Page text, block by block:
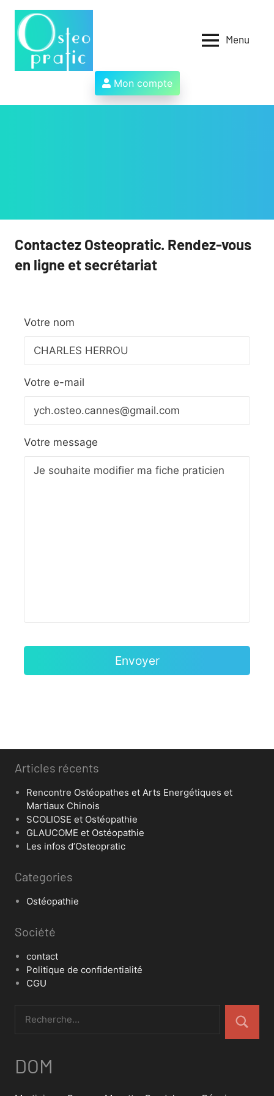
Aller
contenu
des
ostéopathes
et
Menu
Mon compte
Contactez Osteopratic. Rendez-vous
en ligne et secrétariat
Votre nom
Votre e-mail
Votre message
Articles récents
Rencontre Ostéopathes et Arts Energétiques et
Martiaux Chinois
SCOLIOSE et Ostéopathie
GLAUCOME et Ostéopathie
Les infos d’Osteopratic
Categories
Ostéopathie
Société
contact
Politique de confidentialité
CGU
DOM